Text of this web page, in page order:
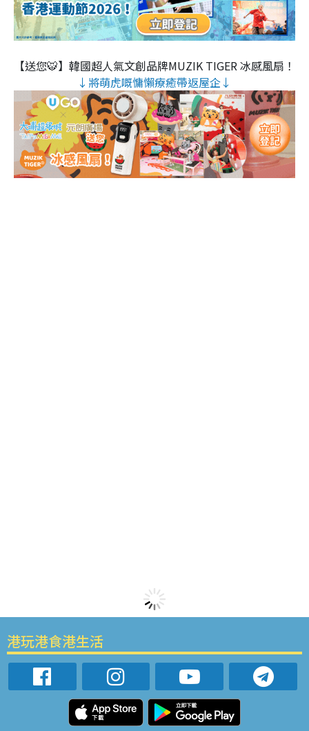
【送您🐯】韓國超人氣文創品牌MUZIK TIGER 冰感風扇！
↓將萌虎嘅慵懶療癒帶返屋企↓
港玩港食港生活